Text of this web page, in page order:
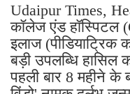
Udaipur Times,
कॉलेज एंड हॉस्पिटल
इलाज (पीडियाट्रिक
बड़ी उपलब्धि हासिल
पहली बार 8 महीने के